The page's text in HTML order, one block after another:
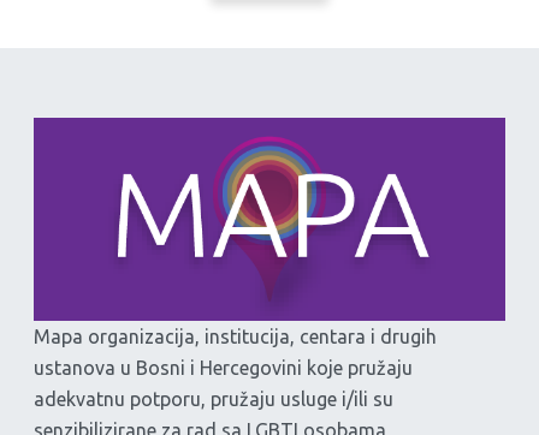
Mapa organizacija, institucija, centara i drugih
ustanova u Bosni i Hercegovini koje pružaju
adekvatnu potporu, pružaju usluge i/ili su
senzibilizirane za rad sa LGBTI osobama